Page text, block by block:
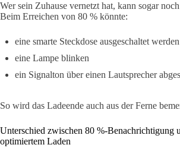
Wer sein Zuhause vernetzt hat, kann sogar
Beim Erreichen von 80 % könnte:
eine smarte Steckdose ausgeschaltet werden
eine Lampe blinken
ein Signalton über einen Lautsprecher
So wird das Ladeende auch aus der Ferne
Unterschied zwischen 80 %-Benachrichtigung
optimiertem Laden